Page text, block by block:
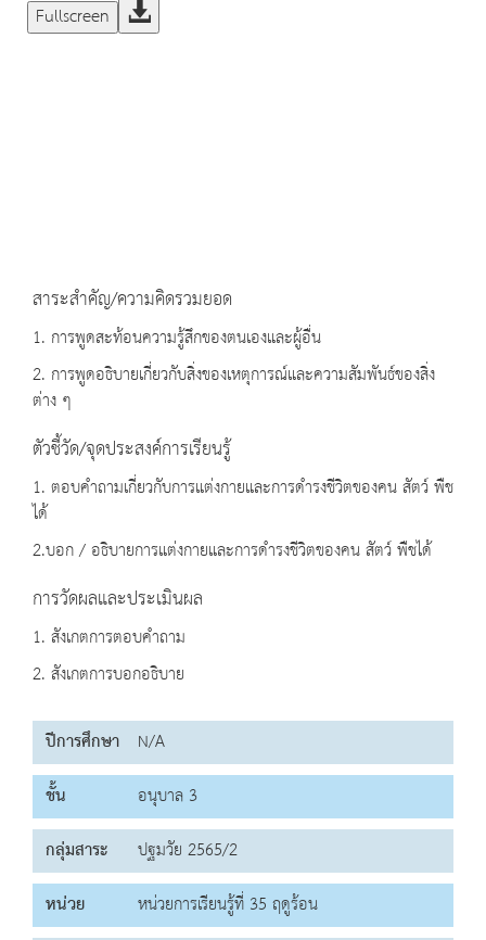
Fullscreen
สาระสำคัญ/ความคิดรวมยอด
1. การพูดสะท้อนความรู้สึกของตนเองและผู้อื่น
2. การพูดอธิบายเกี่ยวกับสิ่งของเหตุการณ์และความสัมพันธ์ของสิ่ง
ต่าง ๆ
ตัวชี้วัด/จุดประสงค์การเรียนรู้
1. ตอบคำถามเกี่ยวกับการแต่งกายและการดำรงชีวิตของคน สัตว์ พืช
ได้
2.บอก / อธิบายการแต่งกายและการดำรงชีวิตของคน สัตว์ พืชได้
การวัดผลและประเมินผล
1. สังเกตการตอบคำถาม
2. สังเกตการบอกอธิบาย
ปีการศึกษา N/A
ชั้น
อนุบาล 3
กลุ่มสาระ
ปฐมวัย 2565/2
หน่วย
หน่วยการเรียนรู้ที่ 35 ฤดูร้อน